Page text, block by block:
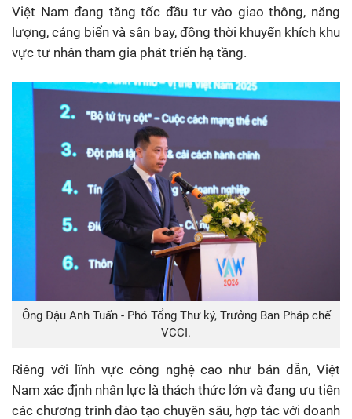
Việt Nam đang tăng tốc đầu tư vào giao thông, năng
lượng, cảng biển và sân bay, đồng thời khuyến khích khu
vực tư nhân tham gia phát triển hạ tầng.
Ông Đậu Anh Tuấn - Phó Tổng Thư ký, Trưởng Ban Pháp chế
VCCI.
Riêng với lĩnh vực công nghệ cao như bán dẫn, Việt
Nam xác định nhân lực là thách thức lớn và đang ưu tiên
các chương trình đào tạo chuyên sâu, hợp tác với doanh